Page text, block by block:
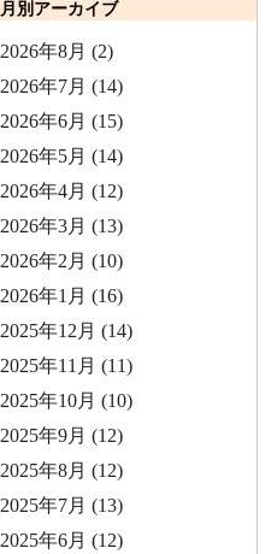
月別アーカイブ
2026年8月 (2)
2026年7月 (14)
2026年6月 (15)
2026年5月 (14)
2026年4月 (12)
2026年3月 (13)
2026年2月 (10)
2026年1月 (16)
2025年12月 (14)
2025年11月 (11)
2025年10月 (10)
2025年9月 (12)
2025年8月 (12)
2025年7月 (13)
2025年6月 (12)